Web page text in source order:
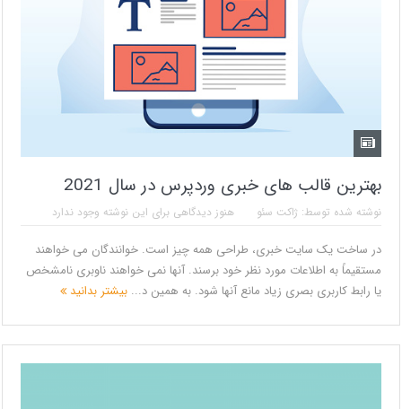
بهترین قالب های خبری وردپرس در سال 2021
نوشته شده توسط: ژاکت سئو هنوز دیدگاهی برای این نوشته وجود ندارد
در ساخت یک سایت خبری، طراحی همه چیز است. خوانندگان می خواهند
مستقیماً به اطلاعات مورد نظر خود برسند. آنها نمی خواهند ناوبری نامشخص
یا رابط کاربری بصری زیاد مانع آنها شود. به همین د... بیشتر بدانید